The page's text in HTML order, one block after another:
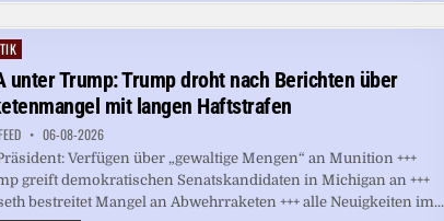
FLUGHAFEN
unter Trump: Trump droht nach Berichten über
mit langen Haftstrafen
06-08-2026
Verfügen über „gewaltige Mengen“ an Munition +++
greift demokratischen Senatskandidaten in Michigan an +++
bestreitet Mangel an Abwehrraketen +++ alle Neuigkeiten im...